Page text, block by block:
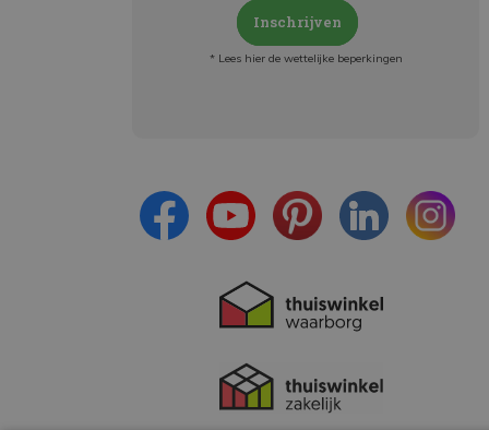
Inschrijven
* Lees hier de wettelijke beperkingen